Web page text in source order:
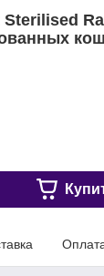
Sterilised